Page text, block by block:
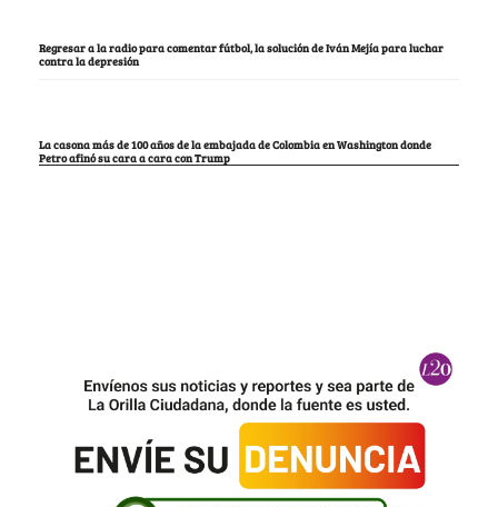
Regresar a la radio para comentar fútbol, la solución de Iván Mejía para luchar
contra la depresión
La casona más de 100 años de la embajada de Colombia en Washington donde
Petro afinó su cara a cara con Trump